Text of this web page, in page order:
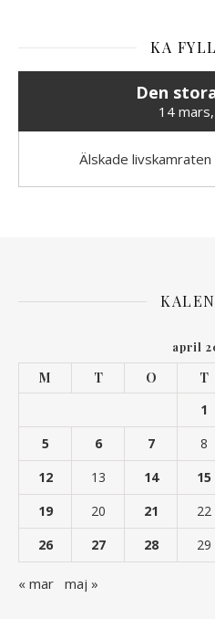
KA
Den
14
Älskade
april
M T O T
1
5
6 7 8
12
13 14 15
19
20 21 22
26
27 28 29
« mar maj »